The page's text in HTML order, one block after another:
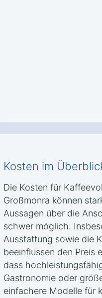
Kosten im
Die Kosten für
Großmonra können
Aussagen über die
schwer möglich.
Ausstattung sowie die
beeinflussen den Preis
dass
Gastronomie oder
einfachere Modelle für